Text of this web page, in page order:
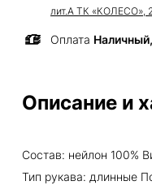
лит.А ТК «КОЛЕСО»,
Оплата
Описание и
Состав: нейлон 100%
Тип рукава: длинные